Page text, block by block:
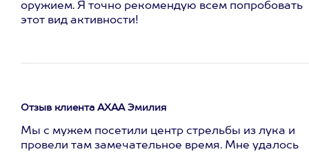
оружием. Я точно рекомендую всем попробовать
этот вид активности!
Отзыв клиента АХАА Эмилия
Мы с мужем посетили центр стрельбы из лука и
провели там замечательное время. Мне удалось